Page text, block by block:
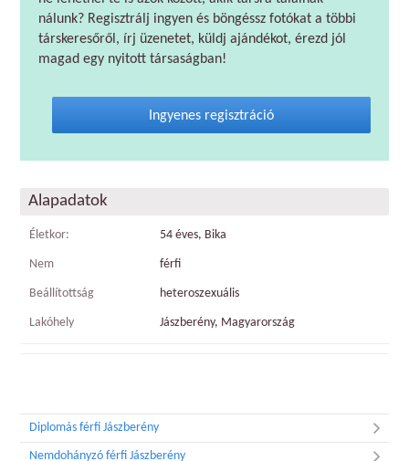
nálunk? Regisztrálj ingyen és böngéssz fotókat a többi
társkeresőről, írj üzenetet, küldj ajándékot, érezd jól
magad egy nyitott társaságban!
Ingyenes regisztráció
Alapadatok
Életkor: 54 éves, Bika
Nem férfi
Beállítottság heteroszexuális
Lakóhely Jászberény, Magyarország
Diplomás férfi Jászberény
Nemdohányzó férfi Jászberény